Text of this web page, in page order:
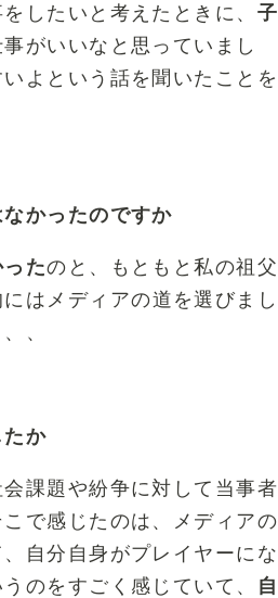
したいと考えたときに、 子
がいいなと思っていまし
よという話を聞いたことを
かったのですか
ったのと、もともと私の祖父
はメディアの道を選びまし
、
か
課題や紛争に対して当事者
で感じたのは、メディアの
自分自身がプレイヤーにな
のをすごく感じていて、
自